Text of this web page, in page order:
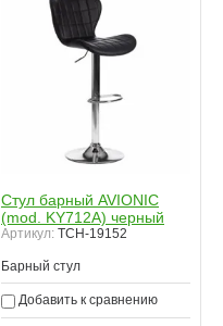
Стул барный AVIONIC
(mod. KY712A) черный
Артикул: TCH-19152
Барный стул
Добавить к сравнению